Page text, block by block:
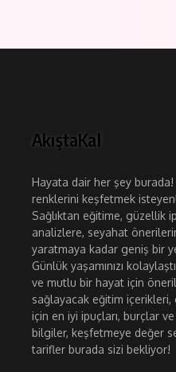
AkıştaKal
Hayata dair her şey burada!
renklerini keşfetmek
Sağlıktan eğitime, güzellik
analizlere, seyahat
yaratmaya kadar geniş bir
Günlük yaşamınızı
ve mutlu bir hayat için
sağlayacak eğitim
için en iyi ipuçları, burçlar
bilgiler, keşfetmeye değer
tarifler burada sizi bekliyor!